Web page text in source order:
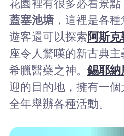
花園裡有很多必看景
蓋塞池塘，這裡是各種
遊客還可以探索阿斯
座令人驚嘆的新古典
希臘醫藥之神。 錫耶納
迎的目的地，擁有一個
全年舉辦各種活動。